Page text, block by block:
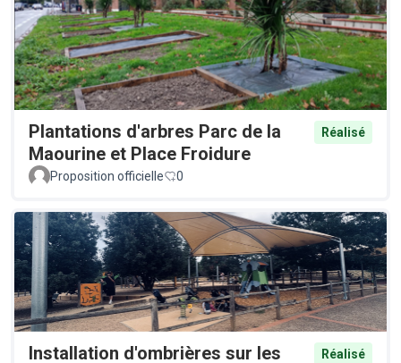
Plantations d'arbres Parc de la
Maourine et Place Froidure
Réalisé
Proposition officielle 0
Installation d'ombrières sur les
Réalisé